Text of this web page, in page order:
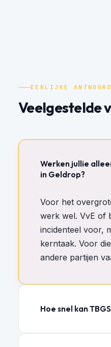
EERLIJKE
Veelgestelde
Werken jullie
in Geldrop?
Voor het
werk wel. VvE of
incidenteel voor,
kerntaak. Voor
andere partijen
Hoe snel kan